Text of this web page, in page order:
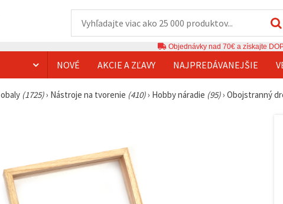
Objednávky nad 70€ a získajte
NOVÉ AKCIE A ZĽAVY NAJPREDÁVANEJŠIE
(1725)› Nástroje na tvorenie (410)› Hobby náradie (95)› Obojstranný